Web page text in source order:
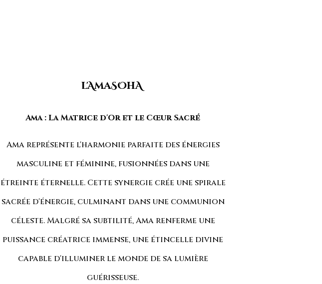
l'AmaSOhA
Ama : La Matrice d'Or et le Cœur Sacré
Ama représente l'harmonie parfaite des énergies
masculine et féminine, fusionnées dans une
étreinte éternelle. Cette synergie crée une spirale
sacrée d'énergie, culminant dans une communion
céleste. Malgré sa subtilité, Ama renferme une
puissance créatrice immense, une étincelle divine
capable d'illuminer le monde de sa lumière
guérisseuse.